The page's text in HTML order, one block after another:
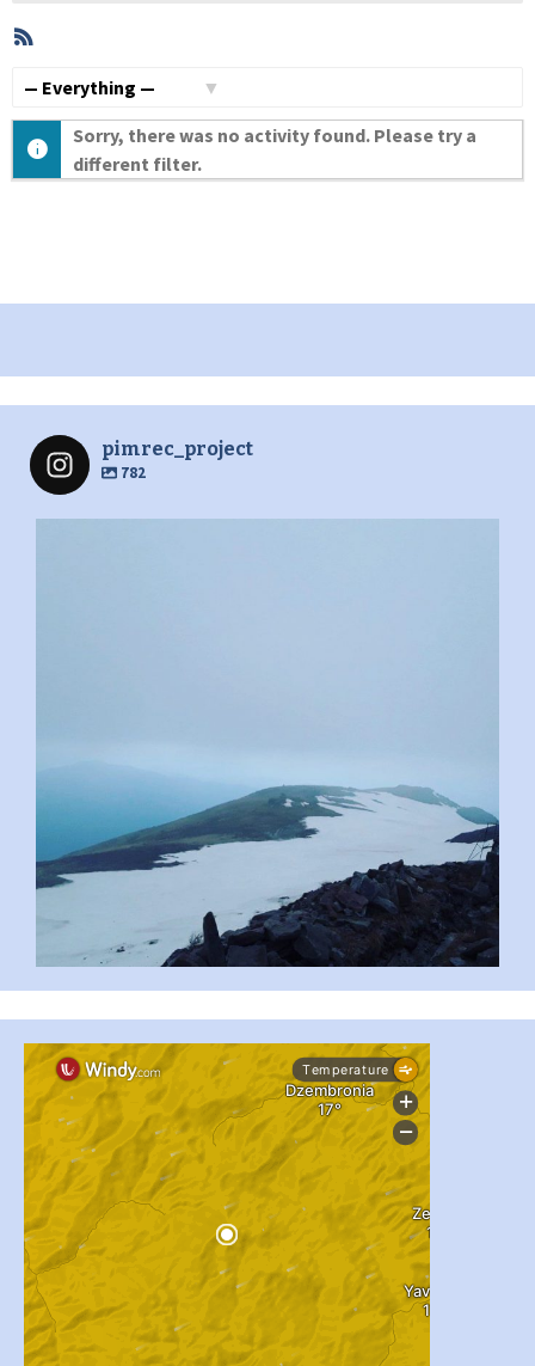
Member
Activities
Sorry, there was no activity found. Please try a
different filter.
pimrec_project
782
...
pimrec_project